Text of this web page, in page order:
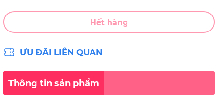
Hết hàng
ƯU ĐÃI LIÊN QUAN
Thông tin sản phẩm